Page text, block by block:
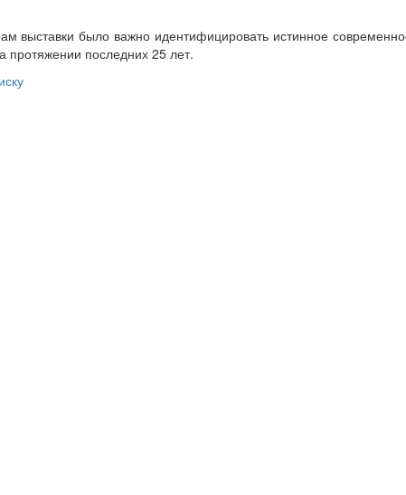
выставки было важно идентифицировать истинное
протяжении последних 25 лет.